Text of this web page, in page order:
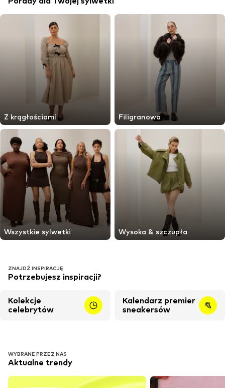
Z krągłościami Filigranowa
Wszystkie sylwetki Wysoka & szczupła
ZNAJDŹ INSPIRACJĘ
Potrzebujesz inspiracji?
Kolekcje
celebrytów
Kalendarz premier
sneakersów
WYBRANE PRZEZ NAS
Aktualne trendy